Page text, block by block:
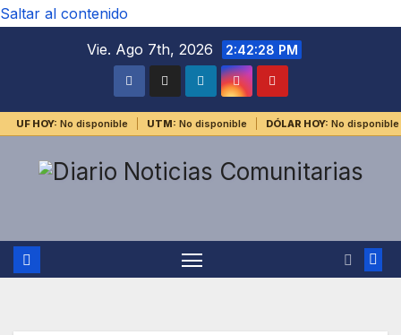
Saltar al contenido
Vie. Ago 7th, 2026
2:42:29 PM
UF HOY: No disponible UTM: No disponible DÓLAR HOY: No disponible